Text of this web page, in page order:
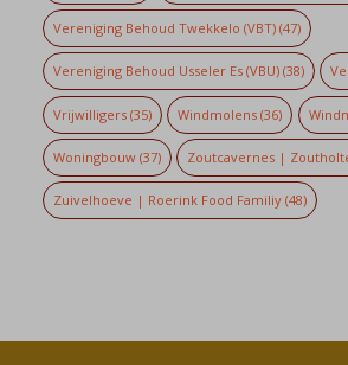
Vereniging Behoud Twekkelo (VBT)(47)
Vereniging Behoud Usseler Es (VBU)(38)
Vrijwilligers(35) Windmolens (36)
Woningbouw(37) Zoutcavernes |
Zuivelhoeve | Roerink Food Familiy(48)